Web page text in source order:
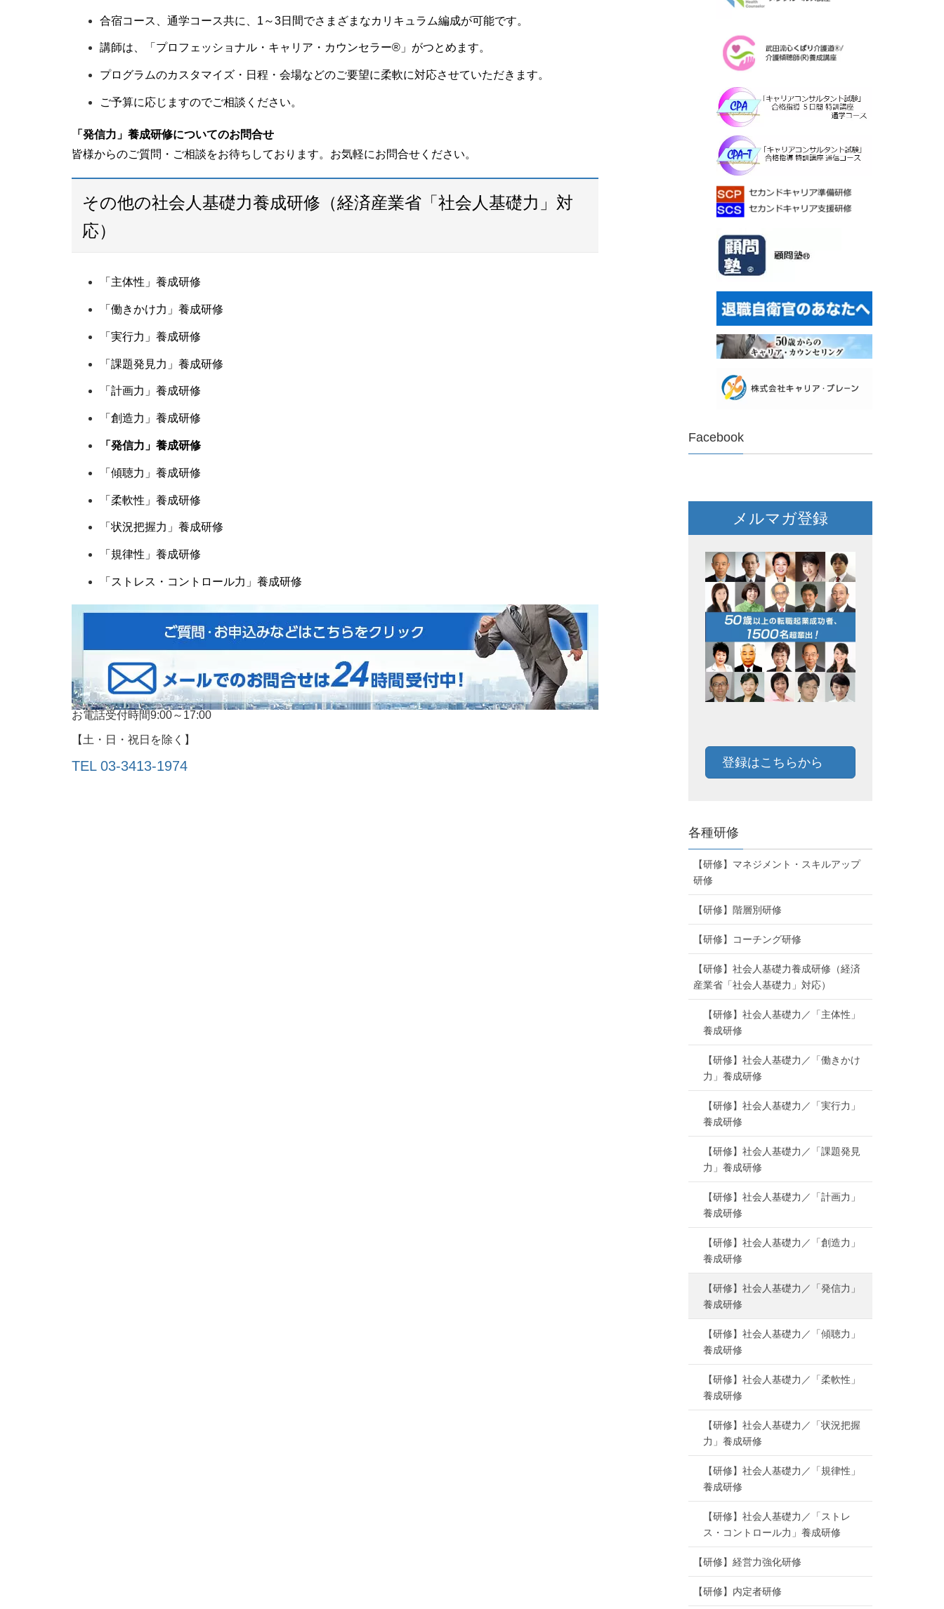
合宿コース、通学コース共に、1～3日間でさまざまなカリキュラム編成が可能です。
講師は、「プロフェッショナル・キャリア・カウンセラー®」がつとめます。
プログラムのカスタマイズ・日程・会場などのご要望に柔軟に対応させていただきます。
ご予算に応じますのでご相談ください。
「発信力」養成研修についてのお問合せ
皆様からのご質問・ご相談をお待ちしております。お気軽にお問合せください。
その他の社会人基礎力養成研修（経済産業省「社会人基礎力」対
応）
「主体性」養成研修
「働きかけ力」養成研修
「実行力」養成研修
「課題発見力」養成研修
「計画力」養成研修
「創造力」養成研修
「発信力」養成研修
「傾聴力」養成研修
「柔軟性」養成研修
「状況把握力」養成研修
「規律性」養成研修
「ストレス・コントロール力」養成研修
お電話受付時間9:00～17:00
【土・日・祝日を除く】
TEL 03-3413‐1974
Facebook
メルマガ登録
登録はこちらから
各種研修
【研修】マネジメント・スキルアップ
研修
【研修】階層別研修
【研修】コーチング研修
【研修】社会人基礎力養成研修（経済
産業省「社会人基礎力」対応）
【研修】社会人基礎力／「主体性」
養成研修
【研修】社会人基礎力／「働きかけ
力」養成研修
【研修】社会人基礎力／「実行力」
養成研修
【研修】社会人基礎力／「課題発見
力」養成研修
【研修】社会人基礎力／「計画力」
養成研修
【研修】社会人基礎力／「創造力」
養成研修
【研修】社会人基礎力／「発信力」
養成研修
【研修】社会人基礎力／「傾聴力」
養成研修
【研修】社会人基礎力／「柔軟性」
養成研修
【研修】社会人基礎力／「状況把握
力」養成研修
【研修】社会人基礎力／「規律性」
養成研修
【研修】社会人基礎力／「ストレ
ス・コントロール力」養成研修
【研修】経営力強化研修
【研修】内定者研修